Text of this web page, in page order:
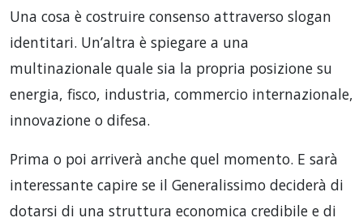
Una cosa è costruire consenso attraverso slogan
identitari. Un’altra è spiegare a una
multinazionale quale sia la propria posizione su
energia, fisco, industria, commercio internazionale,
innovazione o difesa.
Prima o poi arriverà anche quel momento. E sarà
interessante capire se il Generalissimo deciderà di
dotarsi di una struttura economica credibile e di